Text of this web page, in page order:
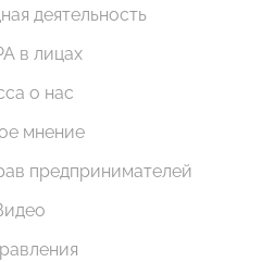
деятельность
в лицах
о нас
мнение
предпринимателей